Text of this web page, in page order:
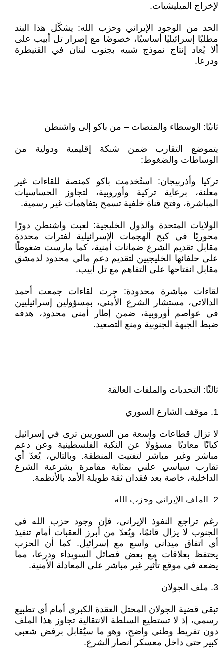
لإخراج الميليشيات.
الحد من الوجود الإيراني وحزب الله: يشكّل هذا البند
مطلبًا إسرائيليًا أساسيًا، خصوصًا مع إصرار تل أبيب على
ألا يُعاد إنتاج نموذج شبيه بجنوب لبنان في القنيطرة
ودرعا.
ثانيًا: الوسطاء والمنصات – من باكو إلى واشنطن
يتموضع التقارب ضمن شبكة إقليمية ودولية من
الوساطات والضغوط:
تركيا وأذربيجان: استُخدمت باكو كمنصة للقاءات غير
معلنة، برعاية تركية وأوروبية، لتجاوز الحساسيات
المباشرة، وفتح قناة خلفية تسمح بتفاهمات غير رسمية.
الولايات المتحدة والدول الخليجية: لعبت واشنطن دورًا
محوريًا في كبح الهجمات الإسرائيلية لفترات محددة
مقابل تقديم الشرع ضمانات أمنية، كما مارست ضغوطًا
على حلفائها الخليجيين لتقديم دعم مالي محدود لدمشق
مقابل انفتاحها على التفاهم مع تل أبيب.
لقاءات مباشرة محدودة: جرت لقاءات جمعت أحمد
الدالاتي، مستشار الشرع الأمني، بمسؤولين إسرائيليين
في عواصم أوروبية، ضمن إطار أمني محدود، هدفه
ضبط الجبهة الجنوبية ومنع التصعيد.
ثالثًا: التحديات والملفات العالقة
1. موقف الشارع السوري
لا تزال قطاعات واسعة من السوريين ترى في إسرائيل
كيانًا معاديًا مسؤولًا عن النكبة الفلسطينية وعن دعم
مباشر وغير مباشر لتفتيت المنطقة. وبالتالي، يُعدّ أي
تقارب سياسي علني بمثابة مقامرة بشرعية الشرع
الداخلية، خاصة بعد فقدان ثقة طويلة الأمد بالأنظمة.
2. الملف الإيراني وحزب الله
رغم تراجع النفوذ الإيراني، فإن وجود حزب الله في
الجنوب لا يزال قائمًا، ويُعدّ من أبرز العقبات أمام تنفيذ
أي اتفاق ميداني واسع مع إسرائيل. كما أن الحزب
يحتفظ بعلاقات مع بعض فصائل السويداء ودرعا، مما
يضعه في موقع تأثير غير مباشر على المعادلة الأمنية.
3. ملف الجولان
تبقى قضية الجولان المحتل العقدة الكبرى أمام أي تطبيع
رسمي، إذ لا تستطيع السلطة الانتقالية تجاوز هذا الملف
دون تفريط وطني واضح، وهو ما سيُقابل برفض شعبي
كبير حتى داخل معسكر أنصار الشرع.